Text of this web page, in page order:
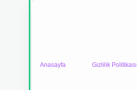
Anasayfa Gizlilik Politikası